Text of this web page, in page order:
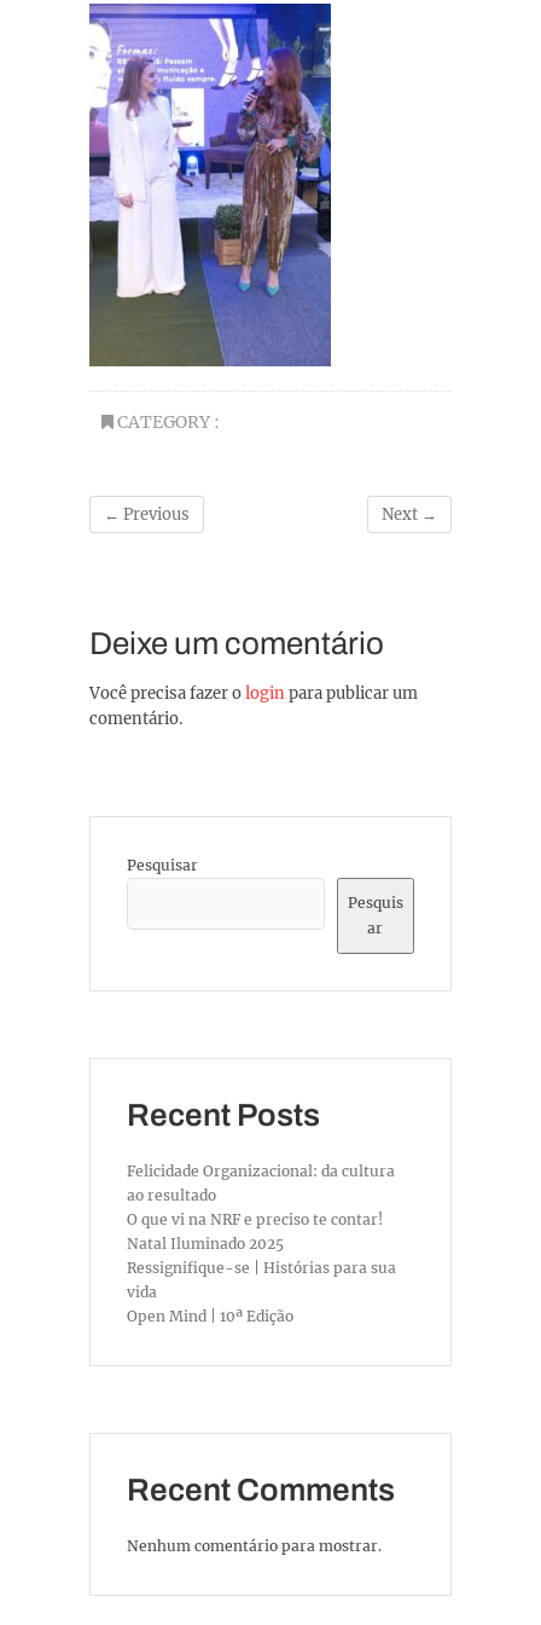
CATEGORY :
← Previous Next →
Deixe um comentário
Você precisa fazer ologinpara publicar um
comentário.
Pesquisar
Pesquis
ar
Recent Posts
Felicidade Organizacional: da cultura
ao resultado
O que vi na NRF e preciso te contar!
Natal Iluminado 2025
Ressignifique-se | Histórias para sua
vida
Open Mind | 10ª Edição
Recent Comments
Nenhum comentário para mostrar.